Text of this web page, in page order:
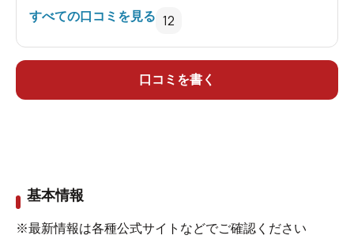
すべての口コミを見る 12
口コミを書く
基本情報
※最新情報は各種公式サイトなどでご確認ください